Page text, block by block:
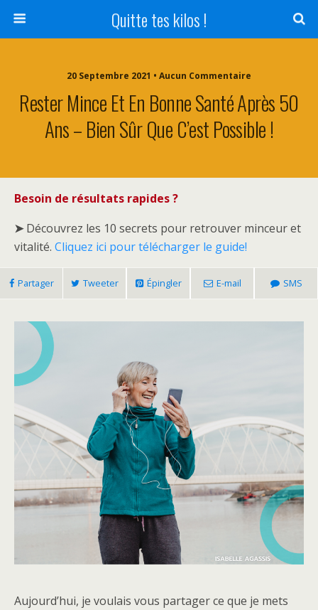
Quitte tes kilos !
20 Septembre 2021 • Aucun Commentaire
Rester Mince Et En Bonne Santé Après 50
Ans – Bien Sûr Que C’est Possible !
Besoin de résultats rapides ?
➤Découvrez les 10 secrets pour retrouver minceur et
vitalité. Cliquez ici pour télécharger le guide!
Partager Tweeter Épingler E-mail SMS
Aujourd’hui, je voulais vous partager ce que je mets